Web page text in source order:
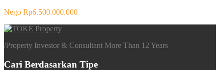
Nego Rp6.500.000.000
/Property Investor & Consultant More Than 12 Years
Cari Berdasarkan Tipe